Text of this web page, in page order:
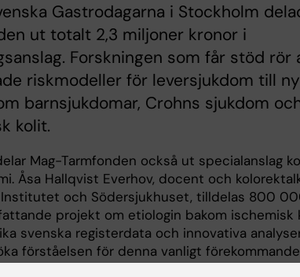
Gastrodagarna i Stockholm
ut totalt 2,3 miljoner kronor i
Forskningen som får stöd rör
riskmodeller för leversjukdom till
barnsjukdomar, Crohns sjukdom
kolit.
Mag-Tarmfonden också ut specialanslag
Åsa Hallqvist Everhov, docent och
Institutet och Södersjukhuset, tilldelas 800
projekt om etiologin bakom ischemisk
svenska registerdata och innovativa
förståelsen för denna vanligt